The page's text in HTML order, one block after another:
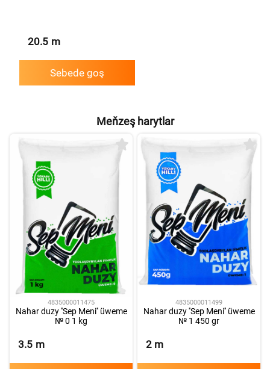
20.5 m
Sebede goş
Meňzeş harytlar
4835000011475
Nahar duzy ''Sep Meni'' üweme
№ 0 1 kg
3.5 m
4835000011499
Nahar duzy ''Sep Meni'' üweme
№ 1 450 gr
2 m